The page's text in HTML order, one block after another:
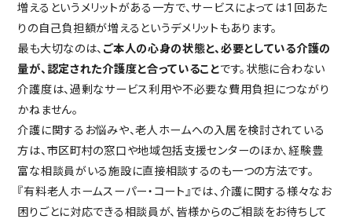
増えるというメリットがある一方で、サービスによっては1回あた
りの自己負担額が増えるというデメリットもあります。
最も大切なのは、 ご本人の心身の状態と、必要としている介護の
量が、認定された介護度と合っていることです。状態に合わない
介護度は、過剰なサービス利用や不必要な費用負担につながり
かねません。
介護に関するお悩みや、老人ホームへの入居を検討されている
方は、市区町村の窓口や地域包括支援センターのほか、経験豊
富な相談員がいる施設に直接相談するのも一つの方法です。
『有料老人ホームスーパー・コート』では、介護に関する様々なお
困りごとに対応できる相談員が、皆様からのご相談をお待ちして